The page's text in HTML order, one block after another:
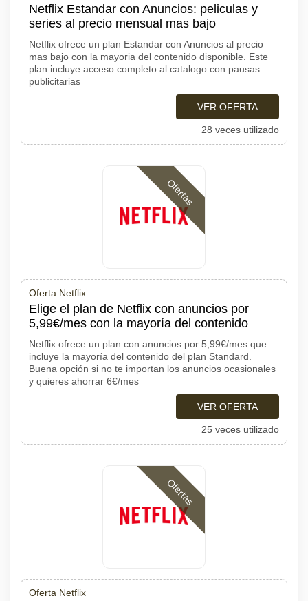
Netflix Estandar con Anuncios: peliculas y
series al precio mensual mas bajo
Netflix ofrece un plan Estandar con Anuncios al precio
mas bajo con la mayoria del contenido disponible. Este
plan incluye acceso completo al catalogo con pausas
publicitarias
VER OFERTA
28 veces utilizado
Ofertas
Oferta Netflix
Elige el plan de Netflix con anuncios por
5,99€/mes con la mayoría del contenido
Netflix ofrece un plan con anuncios por 5,99€/mes que
incluye la mayoría del contenido del plan Standard.
Buena opción si no te importan los anuncios ocasionales
y quieres ahorrar 6€/mes
VER OFERTA
25 veces utilizado
Ofertas
Oferta Netflix